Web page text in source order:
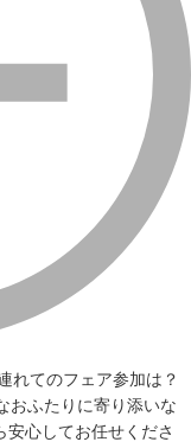
れてのフェア参加は？
おふたりに寄り添いな
心してお任せくださ